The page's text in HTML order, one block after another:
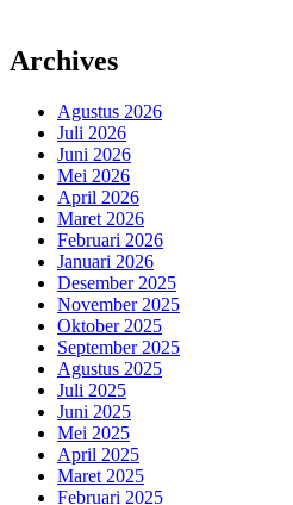
Archives
Agustus 2026
Juli 2026
Juni 2026
Mei 2026
April 2026
Maret 2026
Februari 2026
Januari 2026
Desember 2025
November 2025
Oktober 2025
September 2025
Agustus 2025
Juli 2025
Juni 2025
Mei 2025
April 2025
Maret 2025
Februari 2025